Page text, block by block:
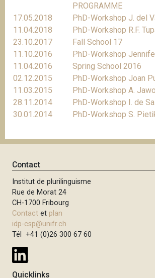
PROGRAMME
17.05.2018
PhD-Workshop J. del
11.04.2018
PhD-Workshop R.F.
23.10.2017
Fall School 17
11.10.2016
PhD-Workshop
11.04.2016
Spring School 2016
02.12.2015
PhD-Workshop Joan
11.03.2015
PhD-Workshop A.
28.11.2014
PhD-Workshop I. de
30.01.2014
PhD-Workshop S.
Contact
Institut de plurilinguisme
Rue de Morat 24
CH-1700 Fribourg
Contact et plan
idp-csp@unifr.ch
Tél +41 (0)26 300 67 60
Quicklinks